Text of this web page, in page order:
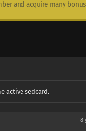
and acquire many
active sedcard.
8